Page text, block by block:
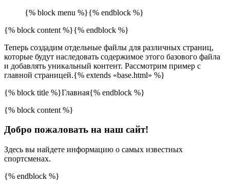
{% block menu %}{% endblock %}
{% block content %}{% endblock %}
Теперь создадим отдельные файлы для различных страниц,
которые будут наследовать содержимое этого базового файла
и добавлять уникальный контент. Рассмотрим пример с
главной страницей.{% extends «base.html» %}
{% block title %}Главная{% endblock %}
{% block content %}
Добро пожаловать на наш сайт!
Здесь вы найдете информацию о самых известных
спортсменах.
{% endblock %}